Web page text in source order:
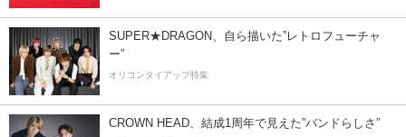
SUPER★DRAGON、自ら描いた”レトロフューチャ
ー”
オリコンタイアップ特集
CROWN HEAD、結成1周年で見えた”バンドらしさ”